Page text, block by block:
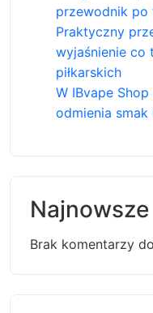
przewodnik po
Praktyczny
wyjaśnienie co
piłkarskich
W IBvape
odmienia
Brak komentarzy